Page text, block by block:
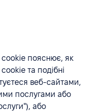
cookie пояснює, як
та подібні
веб-сайтами,
послугами або
або